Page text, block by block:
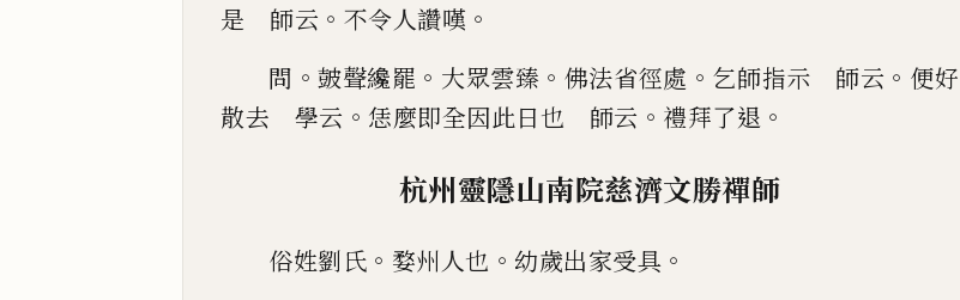
是 師云 。 不令人讚嘆 。
問 。皷聲纔罷 。 大眾雲臻 。 佛法省徑處 。 乞師指示 師云 。 便好
散去 學云 。 恁麼即全因此日也 師云 。 禮拜了退 。
杭州靈隱山南院慈濟文勝禪師
俗姓劉氏 。 婺州人也 。 幼歲出家受具 。